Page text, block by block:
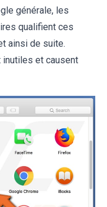
générale, les
qualifient ces
ainsi de suite.
inutiles et causent